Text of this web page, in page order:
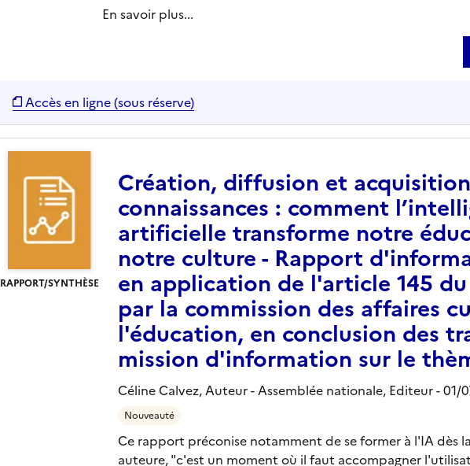
En savoir plus...
Accès en ligne (sous réserve)
RAPPORT/SYNTHÈSE
Création, diffusion et
connaissances : comment
artificielle transforme notre
notre culture - Rapport
en application de l'article 145
par la commission des affaires
l'éducation, en conclusion des
mission d'information sur le
Céline Calvez, Auteur -Assemblée nationale, Editeur- 01/
Nouveauté
Ce rapport préconise notamment de se former à l'IA dès
auteure, "c'est un moment où il faut accompagner